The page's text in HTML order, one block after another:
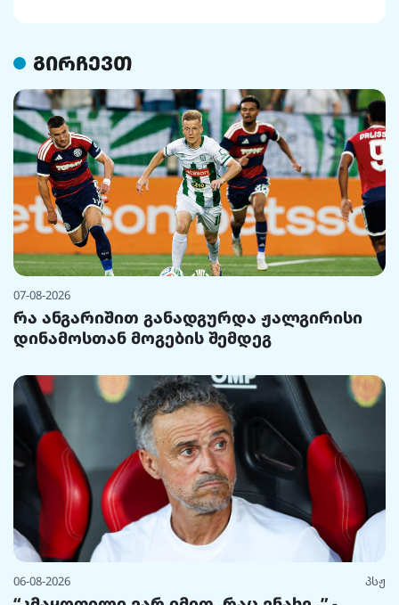
გირჩევთ
07-08-2026
რა ანგარიშით განადგურდა ჟალგირისი
დინამოსთან მოგების შემდეგ
06-08-2026 პსჟ